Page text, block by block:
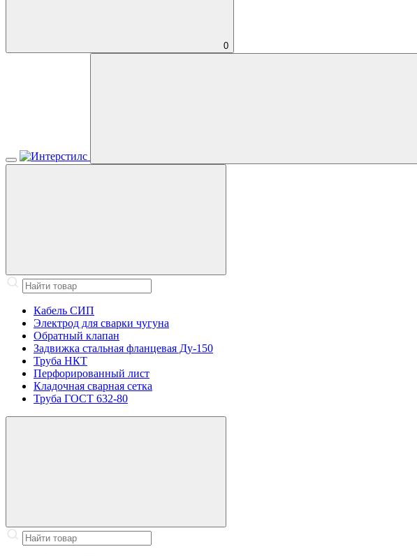
0
Кабель СИП
Электрод для сварки чугуна
Обратный клапан
Задвижка стальная фланцевая Ду-150
Труба НКТ
Перфорированный лист
Кладочная сварная сетка
Труба ГОСТ 632-80